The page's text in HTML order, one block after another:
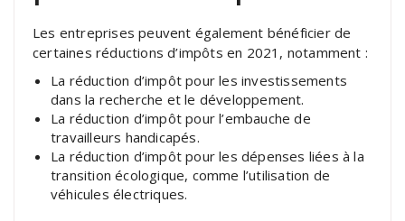
Les entreprises peuvent également bénéficier de
certaines réductions d’impôts en 2021, notamment :
La réduction d’impôt pour les investissements
dans la recherche et le développement.
La réduction d’impôt pour l’embauche de
travailleurs handicapés.
La réduction d’impôt pour les dépenses liées à la
transition écologique, comme l’utilisation de
véhicules électriques.